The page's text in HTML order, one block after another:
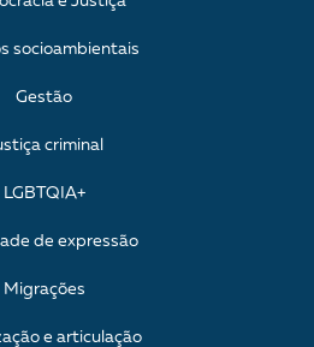
socioambientais
Gestão
criminal
LGBTQIA+
de expressão
Migrações
e articulação